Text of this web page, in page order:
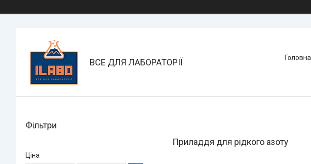
ВСЕ ДЛЯ ЛАБОРАТОРІЇ Головна
Приладдя для рідкого азоту
Фільтри
Ціна